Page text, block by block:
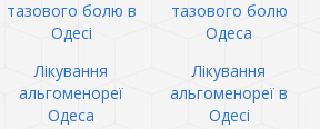
тазового болю в
Одесі
тазового болю
Одеса
Лікування
альгоменореї
Одеса
Лікування
альгоменореї в
Одесі